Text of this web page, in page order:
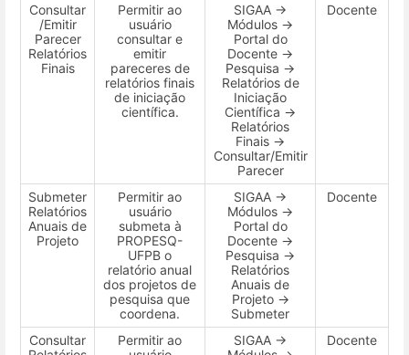
Consultar
/Emitir
Parecer
Relatórios
Finais
Permitir ao
usuário
consultar e
emitir
pareceres de
relatórios finais
de iniciação
científica.
SIGAA →
Módulos →
Portal do
Docente →
Pesquisa →
Relatórios de
Iniciação
Científica →
Relatórios
Finais →
Consultar/Emitir
Parecer
Docente
Submeter
Relatórios
Anuais de
Projeto
Permitir ao
usuário
submeta à
PROPESQ-
UFPB o
relatório anual
dos projetos de
pesquisa que
coordena.
SIGAA →
Módulos →
Portal do
Docente →
Pesquisa →
Relatórios
Anuais de
Projeto →
Submeter
Docente
Consultar
Permitir ao
SIGAA →
Docente